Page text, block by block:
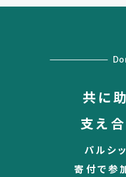
共に
支え
パルシ
寄付で参